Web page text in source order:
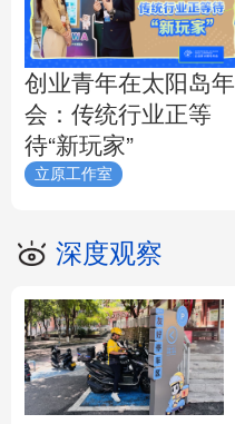
创业青年在太阳岛年
会：传统行业正等
待“新玩家”
立原工作室
深度观察